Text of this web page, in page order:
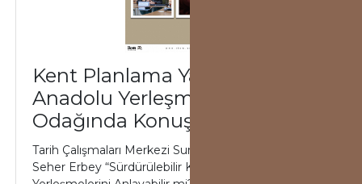
Kent Planlama Yaklaşımları
Anadolu Yerleşmeleri
Odağında Konuşuldu
Tarih Çalışmaları Merkezi Sunumları kapsamında
Seher Erbey “Sürdürülebilir Kent Planlama Anadolu